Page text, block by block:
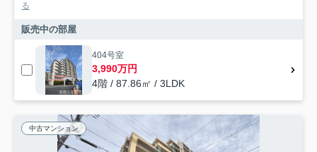
る
販売中の部屋
404号室
3,990万円
4階 / 87.86㎡ / 3LDK
中古マンション